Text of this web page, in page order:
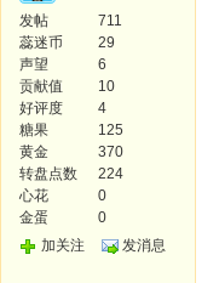
发帖
711
蕊迷币
29
声望
6
贡献值
10
好评度
4
糖果
125
黄金
370
转盘点数
224
心花
0
金蛋
0
加关注
发消息